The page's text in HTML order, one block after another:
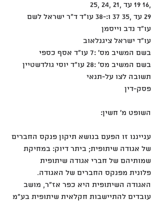
,16 19 עד ,21 ,24 ,25
29 עד ,35 37 ו:-38 עו"ד ד"ר ישראל לשם
עו"ד נדב וייסמן
עו"ד ישראל ציגנלאוב
בשם המשיב מס' :7 עו"ד אסף כספי
בשם המשיב מס' :28 עו"ד יוסי גולדשטיין
תשובה לצו על-תנאי
פסק-דין
השופט מ' חשין:
ענייננו זו הפעם בנושא תיקון פנקס החברים
של אגודה שיתופית; ביתר דיוק: במחיקת
שמותיהם של חברי אגודה שיתופית
פלונית מפנקס החברים של האגודה.
האגודה השיתופית היא כפר אז"ר, מושב
עובדים להתיישבות חקלאית שיתופית בע"מ